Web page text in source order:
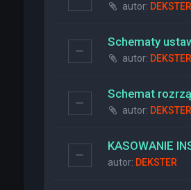
autor: DEKSTER
Schematy
autor: DEKSTER
Schemat
autor: DEKSTER
KASOWANIE
autor: DEKSTER